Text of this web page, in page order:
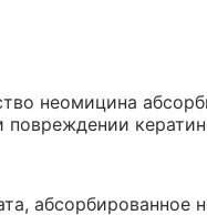
неомицина